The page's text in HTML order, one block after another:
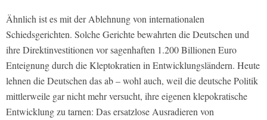
Ähnlich ist es mit der Ablehnung von internationalen
Schiedsgerichten. Solche Gerichte bewahrten die Deutschen und
ihre Direktinvestitionen vor sagenhaften 1.200 Billionen Euro
Enteignung durch die Kleptokratien in Entwicklungsländern. Heute
lehnen die Deutschen das ab – wohl auch, weil die deutsche Politik
mittlerweile gar nicht mehr versucht, ihre eigenen klepokratische
Entwicklung zu tarnen: Das ersatzlose Ausradieren von